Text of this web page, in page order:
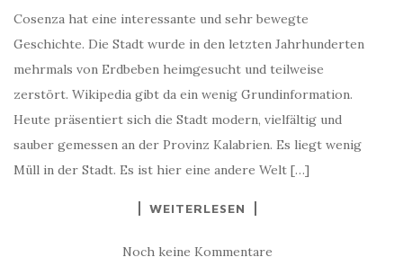
Cosenza hat eine interessante und sehr bewegte
Geschichte. Die Stadt wurde in den letzten Jahrhunderten
mehrmals von Erdbeben heimgesucht und teilweise
zerstört. Wikipedia gibt da ein wenig Grundinformation.
Heute präsentiert sich die Stadt modern, vielfältig und
sauber gemessen an der Provinz Kalabrien. Es liegt wenig
Müll in der Stadt. Es ist hier eine andere Welt […]
WEITERLESEN
Noch keine Kommentare